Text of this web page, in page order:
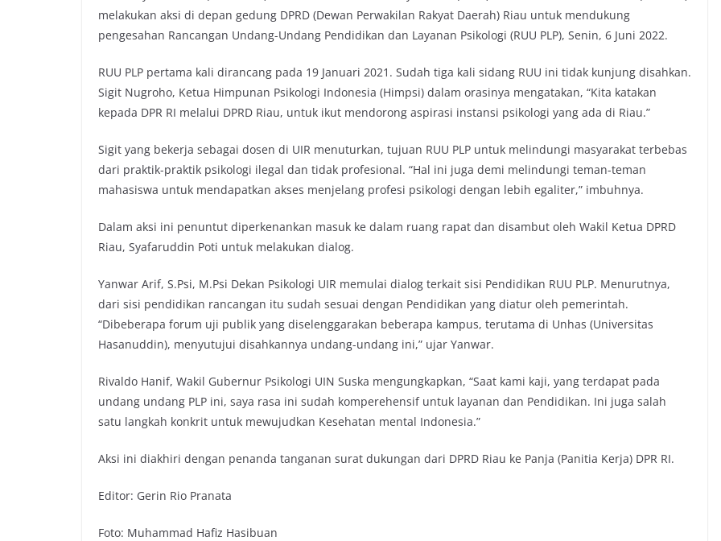
melakukan aksi di depan gedung DPRD (Dewan Perwakilan Rakyat Daerah) Riau untuk mendukung
pengesahan Rancangan Undang-Undang Pendidikan dan Layanan Psikologi (RUU PLP), Senin, 6 Juni 2022.
RUU PLP pertama kali dirancang pada 19 Januari 2021. Sudah tiga kali sidang RUU ini tidak kunjung disahkan.
Sigit Nugroho, Ketua Himpunan Psikologi Indonesia (Himpsi) dalam orasinya mengatakan, “Kita katakan
kepada DPR RI melalui DPRD Riau, untuk ikut mendorong aspirasi instansi psikologi yang ada di Riau.”
Sigit yang bekerja sebagai dosen di UIR menuturkan, tujuan RUU PLP untuk melindungi masyarakat terbebas
dari praktik-praktik psikologi ilegal dan tidak profesional. “Hal ini juga demi melindungi teman-teman
mahasiswa untuk mendapatkan akses menjelang profesi psikologi dengan lebih egaliter,” imbuhnya.
Dalam aksi ini penuntut diperkenankan masuk ke dalam ruang rapat dan disambut oleh Wakil Ketua DPRD
Riau, Syafaruddin Poti untuk melakukan dialog.
Yanwar Arif, S.Psi, M.Psi Dekan Psikologi UIR memulai dialog terkait sisi Pendidikan RUU PLP. Menurutnya,
dari sisi pendidikan rancangan itu sudah sesuai dengan Pendidikan yang diatur oleh pemerintah.
“Dibeberapa forum uji publik yang diselenggarakan beberapa kampus, terutama di Unhas (Universitas
Hasanuddin), menyutujui disahkannya undang-undang ini,” ujar Yanwar.
Rivaldo Hanif, Wakil Gubernur Psikologi UIN Suska mengungkapkan, “Saat kami kaji, yang terdapat pada
undang undang PLP ini, saya rasa ini sudah komperehensif untuk layanan dan Pendidikan. Ini juga salah
satu langkah konkrit untuk mewujudkan Kesehatan mental Indonesia.”
Aksi ini diakhiri dengan penanda tanganan surat dukungan dari DPRD Riau ke Panja (Panitia Kerja) DPR RI.
Editor: Gerin Rio Pranata
Foto: Muhammad Hafiz Hasibuan